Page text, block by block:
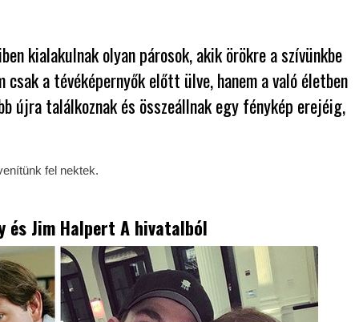
kialakulnak olyan párosok, akik örökre a szívünkbe
a tévéképernyők előtt ülve, hanem a való életben
újra találkoznak és összeállnak egy fénykép erejéig,
fel nektek.
és Jim Halpert A hivatalból